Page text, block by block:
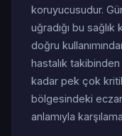
koruyucusudur.
uğradığı bu sağlık
doğru
hastalık takibinden
kadar pek çok
bölgesindeki
anlamıyla